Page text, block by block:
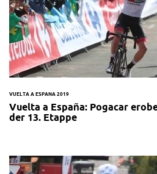
VUELTA A ESPANA 2019
Vuelta a España: Pogacar
der 13. Etappe